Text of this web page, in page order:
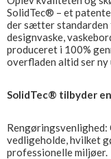
SolidTec® – et
der sætter standarden
designvaske,
produceret i 100%
overfladen altid ser ny
SolidTec® tilbyder
vedligeholde, hvilket
professionelle miljøer.